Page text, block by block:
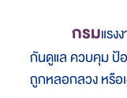
กรมแร
กันดูแล ควบคุม ป้อ
ถูกหลอกลวง หรือ